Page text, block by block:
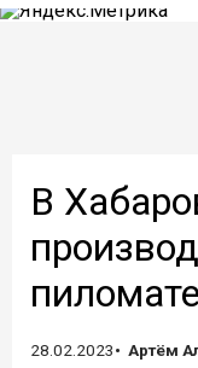
В
28.02.2023
Артём